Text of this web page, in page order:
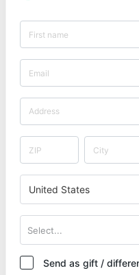
United States
Select...
Send as gift /